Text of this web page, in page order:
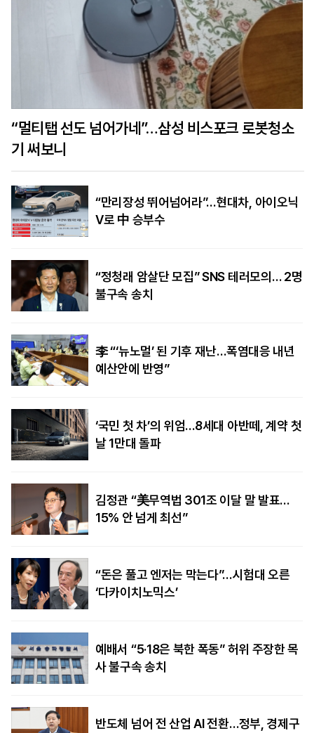
“멀티탭 선도 넘어가네”…삼성 비스포크 로봇청소
기 써보니
“만리장성 뛰어넘어라”…현대차, 아이오닉
V로 中 승부수
“정청래 암살단 모집” SNS 테러모의… 2명
불구속 송치
李 “‘뉴노멀’ 된 기후 재난…폭염대응 내년
예산안에 반영”
‘국민 첫 차’의 위엄…8세대 아반떼, 계약 첫
날 1만대 돌파
김정관 “美무역법 301조 이달 말 발표…
15% 안 넘게 최선”
“돈은 풀고 엔저는 막는다”…시험대 오른
‘다카이치노믹스’
예배서 “5·18은 북한 폭동” 허위 주장한 목
사 불구속 송치
반도체 넘어 전 산업 AI 전환…정부, 경제구